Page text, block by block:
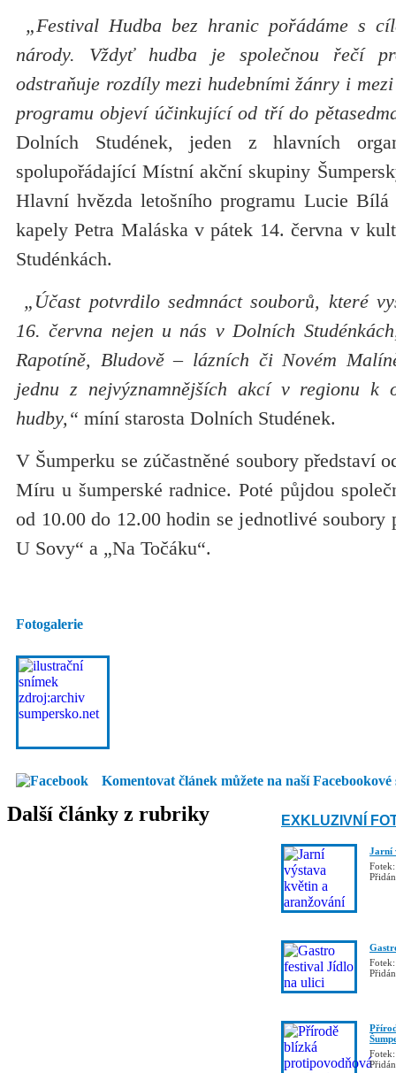
„Festival Hudba bez hranic pořádáme s
národy. Vždyť hudba je společnou řečí
odstraňuje rozdíly mezi hudebními žánry i
programu objeví účinkující od tří do
Dolních Studének, jeden z hlavních
spolupořádající Místní akční skupiny
Hlavní hvězda letošního programu Lucie
kapely Petra Maláska v pátek 14. června v
Studénkách.
„Účast potvrdilo sedmnáct souborů, které
16. června nejen u nás v Dolních
Rapotíně, Bludově – lázních či Novém
jednu z nejvýznamnějších akcí v regionu k
hudby,“ míní starosta Dolních Studének.
V Šumperku se zúčastněné soubory představí
Míru u šumperské radnice. Poté půjdou
od 10.00 do 12.00 hodin se jednotlivé soubory
U Sovy“ a „Na Točáku“.
Fotogalerie
Komentovat článek můžete na naší Facebookové
Další články z rubriky EXKLUZIVNÍ
Jarní